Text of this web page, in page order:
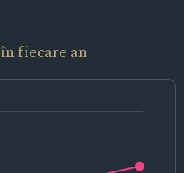
în fiecare an